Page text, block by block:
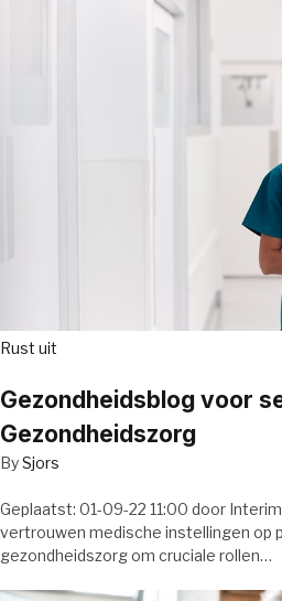
Rust uit
Gezondheidsblog voor
Gezondheidszorg
BySjors
Geplaatst: 01-09-22 11:00 door
vertrouwen medische instellingen op
gezondheidszorg om cruciale rollen…